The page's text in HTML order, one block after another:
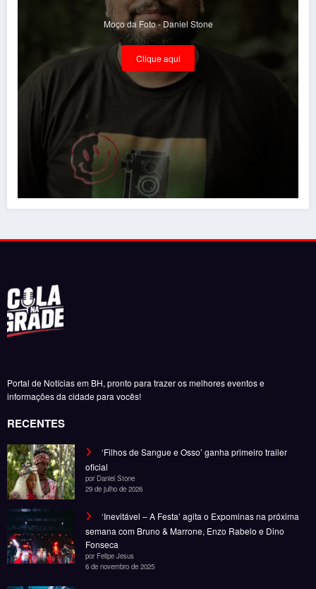
Moço da Foto - Daniel Stone
Clique aqui
Portal de Notícias em BH, pronto para trazer os melhores eventos e
informações da cidade para vocês!
RECENTES
‘Filhos de Sangue e Osso’ ganha primeiro trailer
oficial
por Daniel Stone
29 de julho de 2026
‘Inevitável – A Festa’ agita o Expominas na próxima
semana com Bruno & Marrone, Enzo Rabelo e Dino
Fonseca
por Felipe Jesus
6 de novembro de 2025